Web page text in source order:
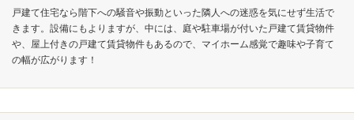
戸建て住宅なら階下への騒音や振動といった隣人への迷惑を気にせず生活で
きます。設備にもよりますが、中には、庭や駐車場が付いた戸建て賃貸物件
や、屋上付きの戸建て賃貸物件もあるので、マイホーム感覚で趣味や子育て
の幅が広がります！